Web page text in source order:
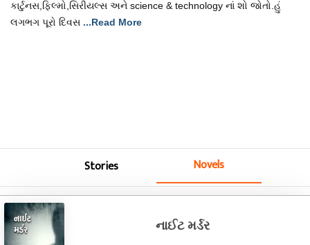
કાર્ટુનસ,ફિલ્મો,સિરીયલ્સ અને science & technology નાં શો જોતો.હું
લગભગ પૂરો દિવસ ...Read More
Stories Novels
નાઈટ મર્ડર